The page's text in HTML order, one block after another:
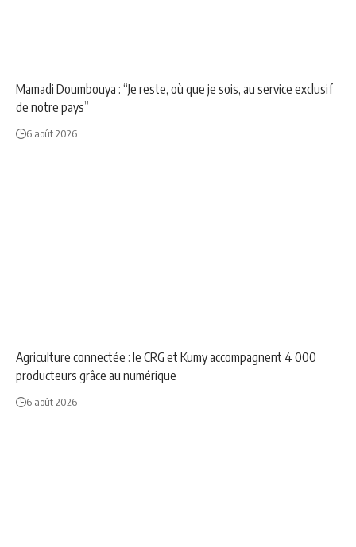
Mamadi Doumbouya : “Je reste, où que je sois, au service exclusif
de notre pays”
6 août 2026
Agriculture connectée : le CRG et Kumy accompagnent 4 000
producteurs grâce au numérique
6 août 2026